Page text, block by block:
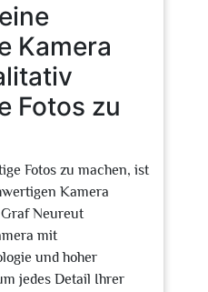
Kamera
Fotos zu
Fotos zu machen, ist
Kamera
Neureut
mit
und hoher
jedes Detail Ihrer